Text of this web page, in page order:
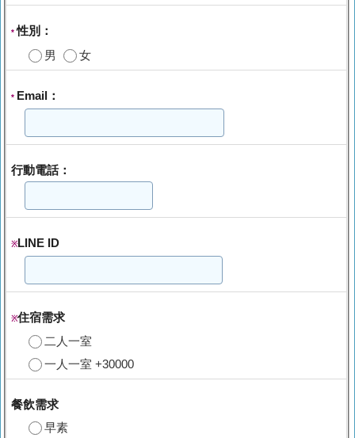
*性別：
男
女
* Email：
行動電話：
※LINE ID
※住宿需求
二人一室
一人一室 +30000
餐飲需求
早素